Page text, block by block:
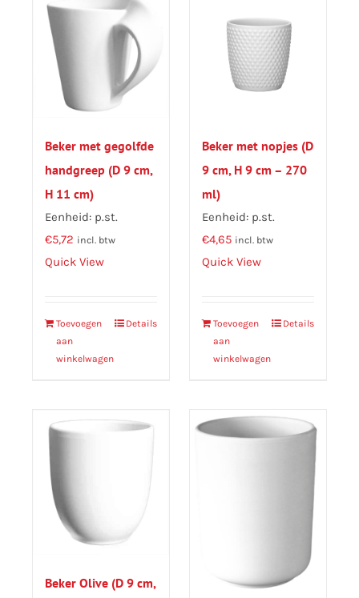
Beker met gegolfde
handgreep (D 9 cm,
H 11 cm)
Eenheid: p.st.
€5,72 incl. btw
Quick View
Toevoegen
aan
winkelwagen
Details
Beker met nopjes (D
9 cm, H 9 cm – 270
ml)
Eenheid: p.st.
€4,65 incl. btw
Quick View
Toevoegen
aan
winkelwagen
Details
Beker Olive (D 9 cm,